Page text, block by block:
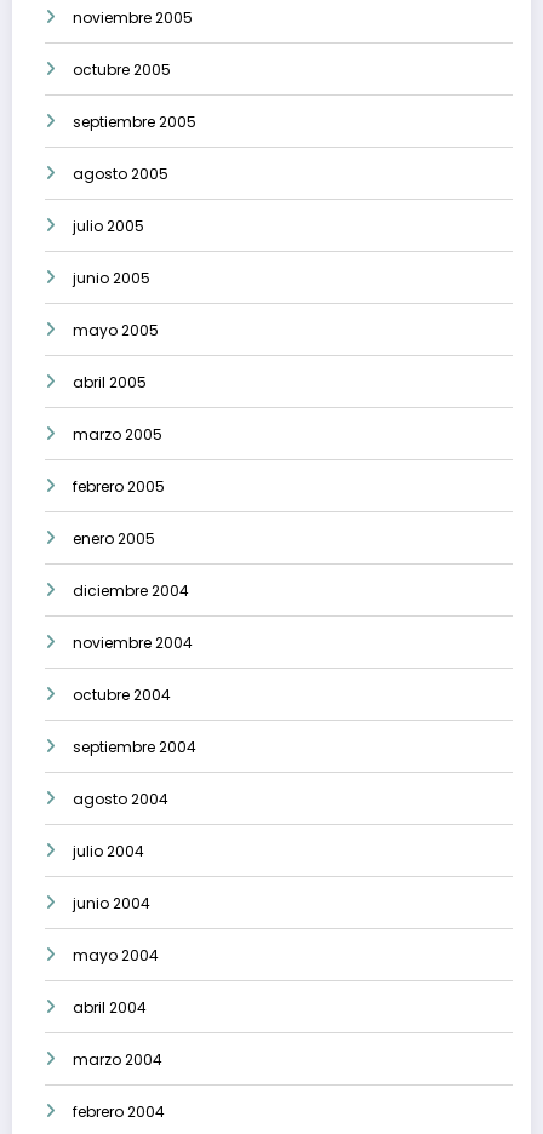
noviembre 2005
octubre 2005
septiembre 2005
agosto 2005
julio 2005
junio 2005
mayo 2005
abril 2005
marzo 2005
febrero 2005
enero 2005
diciembre 2004
noviembre 2004
octubre 2004
septiembre 2004
agosto 2004
julio 2004
junio 2004
mayo 2004
abril 2004
marzo 2004
febrero 2004